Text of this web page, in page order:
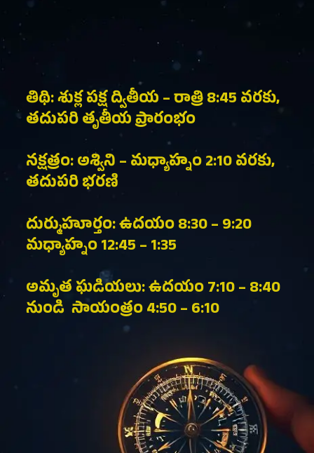
తిథి: శుక్ల పక్ష ద్వితీయ – రాత్రి 8:45 వరకు,
తదుపరి తృతీయ ప్రారంభం
నక్షత్రం: అశ్విని – మధ్యాహ్నం 2:10 వరకు,
తదుపరి భరణి
దుర్ముహూర్తం: ఉదయం 8:30 – 9:20
మధ్యాహ్నం 12:45 – 1:35
అమృత ఘడియలు: ఉదయం 7:10 – 8:40
నుండి సాయంత్రం 4:50 – 6:10